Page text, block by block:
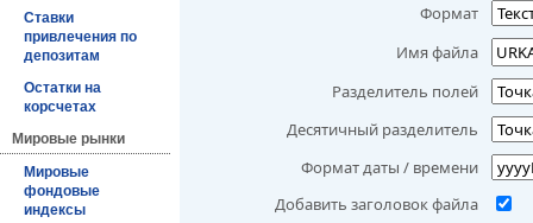
Ставки
привлечения по
депозитам
Остатки на
корсчетах
Мировые рынки
Мировые
фондовые
индексы
Формат
Имя файла
Разделитель полей
Десятичный разделитель
Формат даты / времени
Добавить заголовок файла